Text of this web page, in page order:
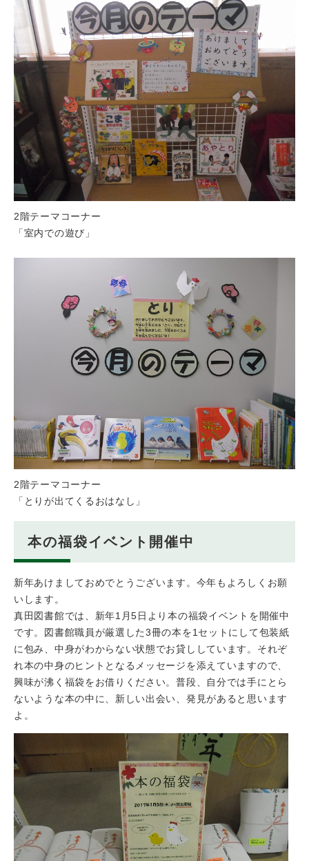
2階テーマコーナー
「室内での遊び」
2階テーマコーナー
「とりが出てくるおはなし」
本の福袋イベント開催中
新年あけましておめでとうございます。今年もよろしくお願
いします。
真田図書館では、新年1月5日より本の福袋イベントを開催中
です。図書館職員が厳選した3冊の本を1セットにして包装紙
に包み、中身がわからない状態でお貸ししています。それぞ
れ本の中身のヒントとなるメッセージを添えていますので、
興味が沸く福袋をお借りください。普段、自分では手にとら
ないような本の中に、新しい出会い、発見があると思います
よ。